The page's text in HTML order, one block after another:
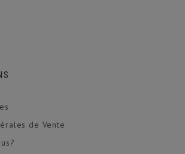
de Vente